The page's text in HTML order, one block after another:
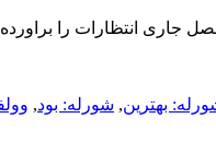
انتظارات را
بهترین, شورله: بود,